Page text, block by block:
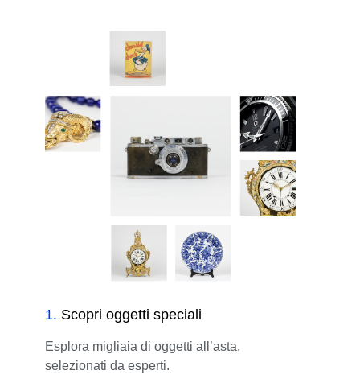
1. Scopri oggetti speciali
Esplora migliaia di oggetti all’asta,
selezionati da esperti.